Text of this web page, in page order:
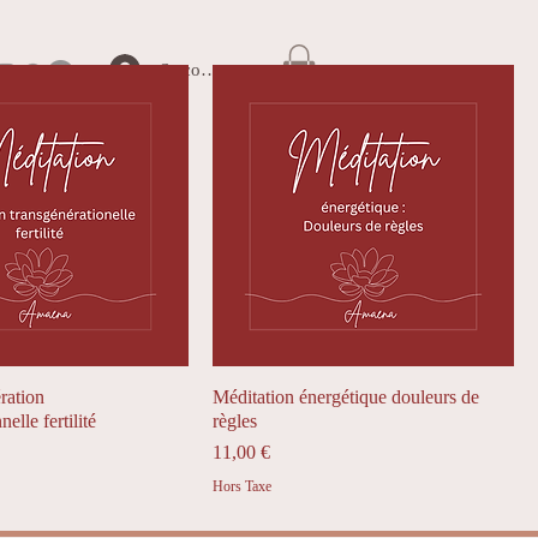
Se connecter
fertilité
Méditation énergétique douleurs de
règles
Prix
11,00 €
Hors Taxe